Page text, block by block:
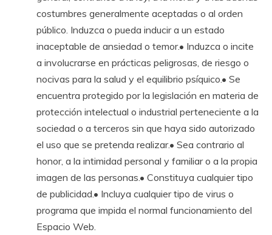
costumbres generalmente aceptadas o al orden
público. Induzca o pueda inducir a un estado
inaceptable de ansiedad o temor.• Induzca o incite
a involucrarse en prácticas peligrosas, de riesgo o
nocivas para la salud y el equilibrio psíquico.• Se
encuentra protegido por la legislación en materia de
protección intelectual o industrial perteneciente a la
sociedad o a terceros sin que haya sido autorizado
el uso que se pretenda realizar.• Sea contrario al
honor, a la intimidad personal y familiar o a la propia
imagen de las personas.• Constituya cualquier tipo
de publicidad.• Incluya cualquier tipo de virus o
programa que impida el normal funcionamiento del
Espacio Web.